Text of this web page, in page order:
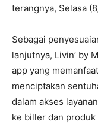
terangnya, Selasa
Sebagai
lanjutnya, Livin’ by
app yang
menciptakan
dalam akses
ke biller dan produk